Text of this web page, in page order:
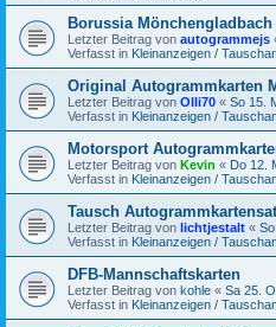
Borussia
Letzter Beitrag von autogrammejs
Verfasst in Kleinanzeigen /
Original Autogrammkarten
Letzter Beitrag von Olli70 « So 15.
Verfasst in Kleinanzeigen /
Motorsport
Letzter Beitrag von Kevin « Do 12.
Verfasst in Kleinanzeigen /
Tausch
Letzter Beitrag von lichtjestalt «
Verfasst in Kleinanzeigen /
DFB-Mannschaftskarten
Letzter Beitrag von kohle « Sa 25.
Verfasst in Kleinanzeigen /